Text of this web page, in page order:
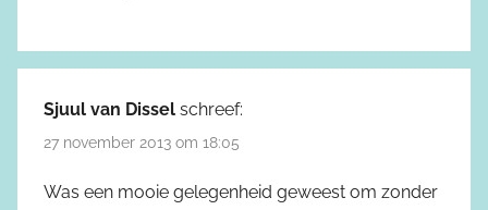
Sjuul van Dissel schreef:
27 november 2013 om 18:05
Was een mooie gelegenheid geweest om zonder